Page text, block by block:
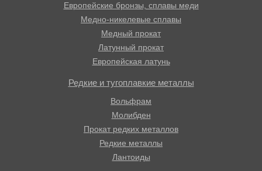
Европейские бронзы, сплавы меди
Медно-никелевые сплавы
Медный прокат
Латунный прокат
Европейская латунь
Редкие и тугоплавкие металлы
Вольфрам
Молибден
Прокат редких металлов
Редкие металлы
Лантоиды